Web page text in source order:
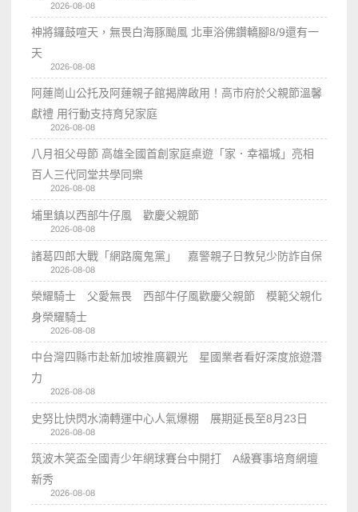
2026-08-08
神將鑼鼓喧天，無畏白海豚颱風 北車浴佛鑽轎腳8/9還有一
天
2026-08-08
阿蓮崗山公托及阿蓮親子館揭牌啟用！高市府於父親節溫馨
獻禮 用行動支持育兒家庭
2026-08-08
八月祖父母節 高雄全國首創家庭桌遊「家．幸福城」亮相
百人三代同堂共學同樂
2026-08-08
埔里鎮以西部牛仔風 歡慶父親節
2026-08-08
諸葛四郎大戰「網路魔鬼黨」 嘉警親子日教兒少防詐自保
2026-08-08
榮耀騎士 父愛無畏 西部牛仔風歡慶父親節 模範父親化
身榮耀騎士
2026-08-08
中台灣四縣市赴新加坡推廣觀光 星國業者看好深度旅遊潛
力
2026-08-08
史努比快閃水湳轉運中心人氣爆棚 展期延長至8月23日
2026-08-08
筑波木笑盃全國青少年網球賽台中開打 A級賽事培育網壇
新秀
2026-08-08